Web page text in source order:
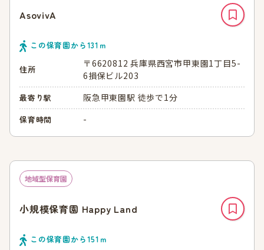
AsovivA
この保育園から131 ｍ
住所
〒6620812 兵庫県西宮市甲東園1丁目5-
6損保ビル203
最寄り駅 阪急甲東園駅 徒歩で1分
保育時間 -
地域型保育園
小規模保育園 Happy Land
この保育園から151 ｍ